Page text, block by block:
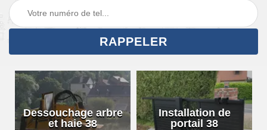
Dessouchage arbre
et haie 38
Installation de
portail 38